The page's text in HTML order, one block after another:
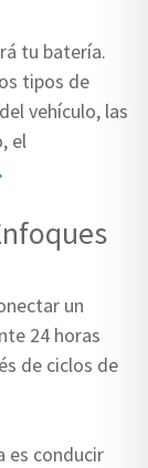
tu batería.
tipos de
vehículo, las
el
un
24 horas
de ciclos de
es conducir